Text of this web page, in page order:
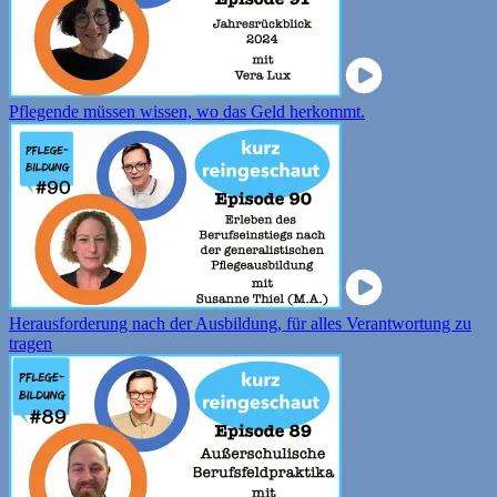
Pflegende müssen wissen, wo das Geld herkommt.
Herausforderung nach der Ausbildung, für alles Verantwortung zu
tragen